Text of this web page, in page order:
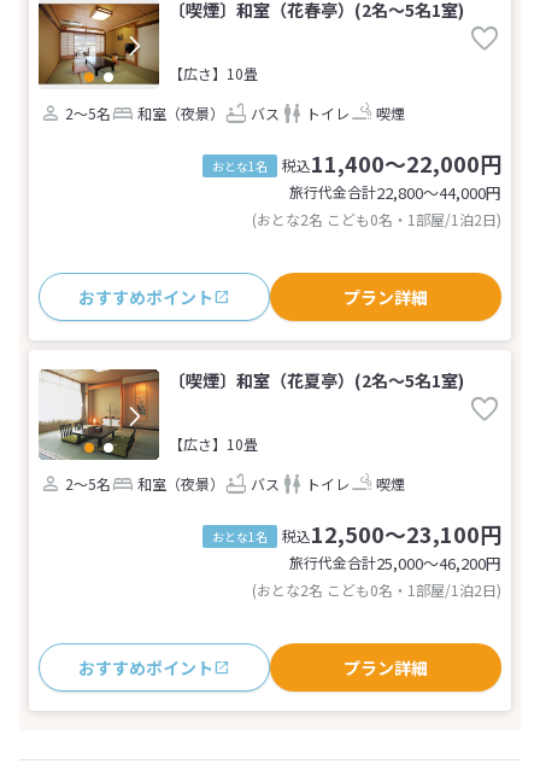
〔喫煙〕和室（花春亭）(2名～5名1室)
【広さ】10畳
2～5名
和室（夜景） バス トイレ 喫煙
おとな1名 税込11,400～22,000円
旅行代金合計22,800〜44,000円
(おとな2名 こども0名・1部屋/1泊2日)
おすすめポイント プラン詳細
〔喫煙〕和室（花夏亭）(2名～5名1室)
【広さ】10畳
2～5名
和室（夜景） バス トイレ 喫煙
おとな1名 税込12,500～23,100円
旅行代金合計25,000〜46,200円
(おとな2名 こども0名・1部屋/1泊2日)
おすすめポイント プラン詳細